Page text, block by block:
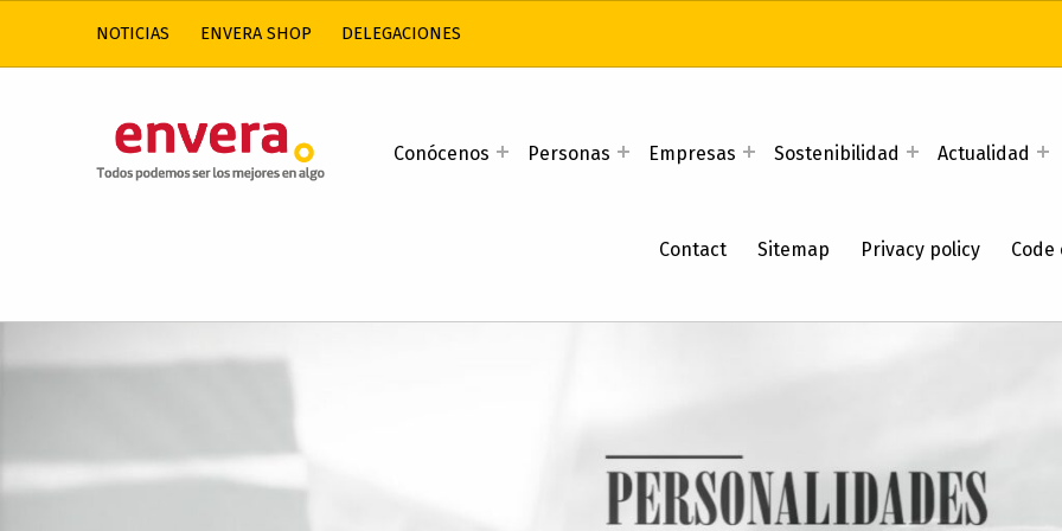
ATENCIÓN A PERSONAS CON DISCAPACIDAD INTELECTUAL
Conócenos Personas Empresas Sostenibilidad Actualidad
Contact Sitemap Privacy policy
NOTICIAS ENVERA SHOP DELEGACIONES